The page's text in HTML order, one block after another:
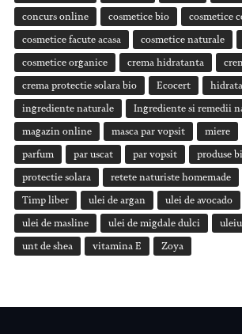
concurs online cosmetice bio cosmetice
cosmetice facute acasa cosmetice naturale
cosmetice organice crema hidratanta
crema protectie solara bio Ecocert
ingrediente naturale Ingrediente si remedii
magazin online masca par vopsit miere
parfum par uscat par vopsit produse
protectie solara retete naturiste homemade
Timp liber ulei de argan ulei de avocado
ulei de masline ulei de migdale dulci
unt de shea vitamina E Zoya